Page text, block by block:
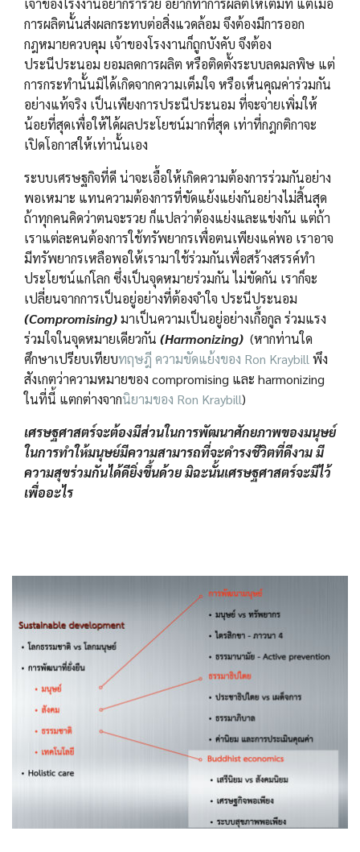
เจ้าของโรงงานอยากร่ำรวย อยากทำการผลิตให้เต็มที่ แต่เมื่อ
การผลิตนั้นส่งผลกระทบต่อสิ่งแวดล้อม จึงต้องมีการออก
กฎหมายควบคุม เจ้าของโรงงานก็ถูกบังคับ จึงต้อง
ประนีประนอม ยอมลดการผลิต หรือติดตั้งระบบลดมลพิษ แต่
การกระทำนั้นมิได้เกิดจากความเต็มใจ หรือเห็นคุณค่าร่วมกัน
อย่างแท้จริง เป็นเพียงการประนีประนอม ที่จะจ่ายเพิ่มให้
น้อยที่สุดเพื่อให้ได้ผลประโยชน์มากที่สุด เท่าที่กฎกติกาจะ
เปิดโอกาสให้เท่านั้นเอง
ระบบเศรษฐกิจที่ดี น่าจะเอื้อให้เกิดความต้องการร่วมกันอย่าง
พอเหมาะ แทนความต้องการที่ขัดแย้งแย่งกันอย่างไม่สิ้นสุด
ถ้าทุกคนคิดว่าตนจะรวย ก็แปลว่าต้องแย่งและแข่งกัน แต่ถ้า
เราแต่ละคนต้องการใช้ทรัพยากรเพื่อตนเพียงแค่พอ เราอาจ
มีทรัพยากรเหลือพอให้เรามาใช้ร่วมกันเพื่อสร้างสรรค์ทำ
ประโยชน์แก่โลก ซึ่งเป็นจุดหมายร่วมกัน ไม่ขัดกัน เราก็จะ
เปลี่ยนจากการเป็นอยู่อย่างที่ต้องจำใจ ประนีประนอม
(Compromising)มาเป็นความเป็นอยู่อย่างเกื้อกูล ร่วมแรง
ร่วมใจในจุดหมายเดียวกัน (Harmonizing) (หากท่านใด
ศึกษาเปรียบเทียบทฤษฎี ความขัดแย้งของ Ron Kraybill พึง
สังเกตว่าความหมายของ compromising และ harmonizing
ในที่นี้ แตกต่างจากนิยามของ Ron Kraybill)
เศรษฐศาสตร์จะต้องมีส่วนในการพัฒนาศักยภาพของมนุษย์
ในการทำให้มนุษย์มีความสามารถที่จะดำรงชีวิตที่ดีงาม มี
ความสุขร่วมกันได้ดียิ่งขึ้นด้วย มิฉะนั้นเศรษฐศาสตร์จะมีไว้
เพื่ออะไร